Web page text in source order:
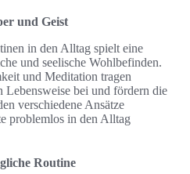
und Geist
in den Alltag spielt eine
und seelische Wohlbefinden.
und Meditation tragen
Lebensweise bei und fördern die
verschiedene Ansätze
problemlos in den Alltag
Routine